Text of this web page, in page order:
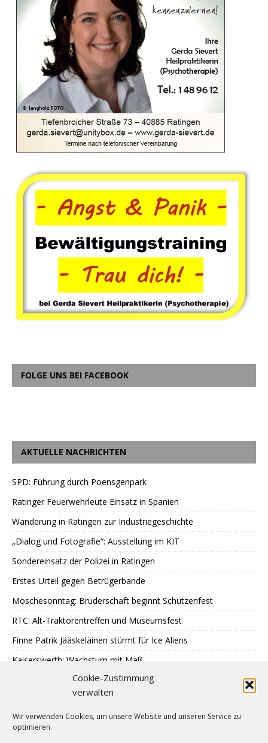
Cookie-Zustimmung
verwalten
Wir verwenden Cookies, um unsere Website und unseren Service zu
optimieren.
FOLGE UNS BEI FACEBOOK
AKTUELLE NACHRICHTEN
SPD: Führung durch Poensgenpark
Ratinger Feuerwehrleute Einsatz in Spanien
Wanderung in Ratingen zur Industriegeschichte
„Dialog und Fotografie“: Ausstellung im KIT
Sondereinsatz der Polizei in Ratingen
Erstes Urteil gegen Betrügerbande
Möschesonntag: Bruderschaft beginnt Schützenfest
RTC: Alt-Traktorentreffen und Museumsfest
Finne Patrik Jääskeläinen stürmt für Ice Aliens
Kaiserswerth: Wachstum mit Maß
Gemeinsames Lesen im Park
SPD: 45 Arbeitsjahre sind genug
Hochbeete am JUZ Eggerscheidt